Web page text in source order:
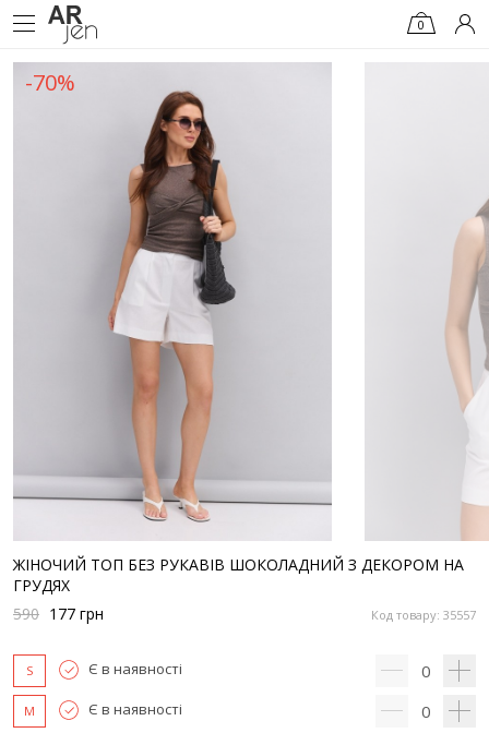
0
-70%
ЖІНОЧИЙ ТОП БЕЗ РУКАВІВ ШОКОЛАДНИЙ З ДЕКОРОМ НА
ГРУДЯХ
Код товару: 35557
590 177 грн
S Є в наявності 0
M Є в наявності 0